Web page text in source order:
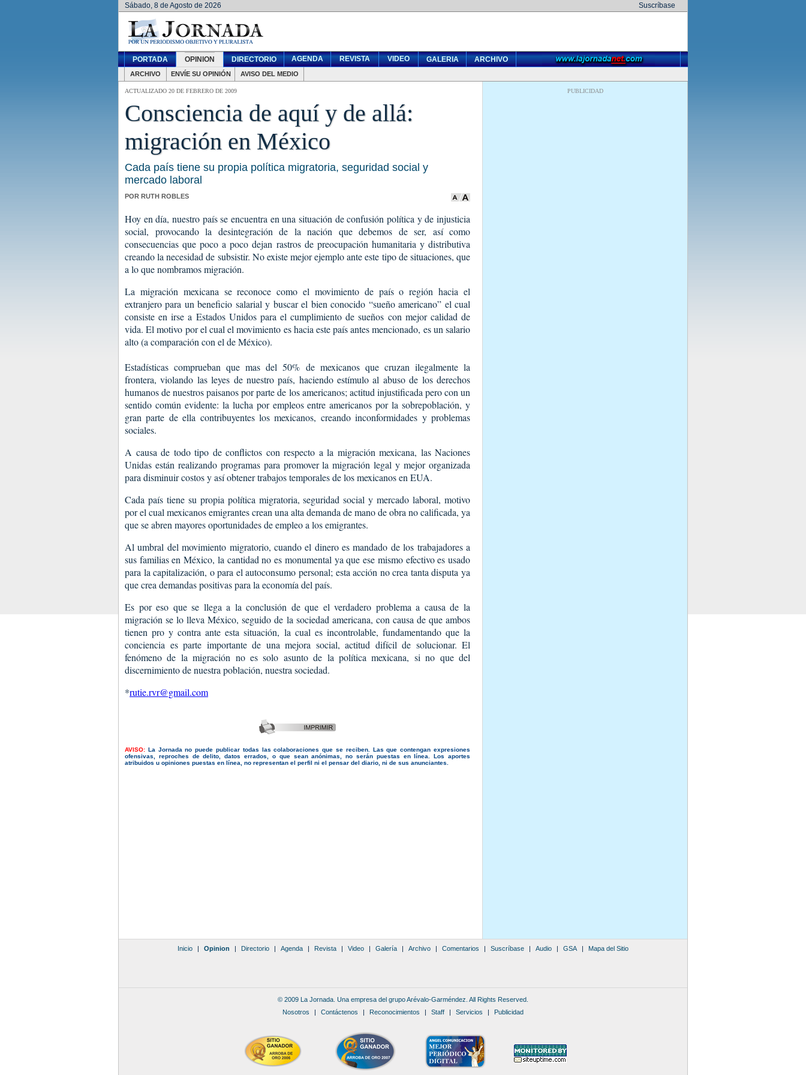
Sábado, 8 de Agosto de 2026 Suscríbase
PORTADA OPINION DIRECTORIO AGENDA REVISTA VIDEO GALERIA ARCHIVO
ARCHIVO ENVÍE SU OPINIÓN AVISO DEL MEDIO
PUBLICIDAD
ACTUALIZADO 20 DE FEBRERO DE 2009
Consciencia de aquí y de allá:
migración en México
Cada país tiene su propia política migratoria, seguridad social y
mercado laboral
POR RUTH ROBLES
Hoy en día, nuestro país se encuentra en una situación de confusión política y de injusticia
social, provocando la desintegración de la nación que debemos de ser, así como
consecuencias que poco a poco dejan rastros de preocupación humanitaria y distributiva
creando la necesidad de subsistir. No existe mejor ejemplo ante este tipo de situaciones, que
a lo que nombramos migración.
La migración mexicana se reconoce como el movimiento de país o región hacia el
extranjero para un beneficio salarial y buscar el bien conocido “sueño americano” el cual
consiste en irse a Estados Unidos para el cumplimiento de sueños con mejor calidad de
vida. El motivo por el cual el movimiento es hacia este país antes mencionado, es un salario
alto (a comparación con el de México).
Estadísticas comprueban que mas del 50% de mexicanos que cruzan ilegalmente la
frontera, violando las leyes de nuestro país, haciendo estímulo al abuso de los derechos
humanos de nuestros paisanos por parte de los americanos; actitud injustificada pero con un
sentido común evidente: la lucha por empleos entre americanos por la sobrepoblación, y
gran parte de ella contribuyentes los mexicanos, creando inconformidades y problemas
sociales.
A causa de todo tipo de conflictos con respecto a la migración mexicana, las Naciones
Unidas están realizando programas para promover la migración legal y mejor organizada
para disminuir costos y así obtener trabajos temporales de los mexicanos en EUA.
Cada país tiene su propia política migratoria, seguridad social y mercado laboral, motivo
por el cual mexicanos emigrantes crean una alta demanda de mano de obra no calificada, ya
que se abren mayores oportunidades de empleo a los emigrantes.
Al umbral del movimiento migratorio, cuando el dinero es mandado de los trabajadores a
sus familias en México, la cantidad no es monumental ya que ese mismo efectivo es usado
para la capitalización, o para el autoconsumo personal; esta acción no crea tanta disputa ya
que crea demandas positivas para la economía del país.
Es por eso que se llega a la conclusión de que el verdadero problema a causa de la
migración se lo lleva México, seguido de la sociedad americana, con causa de que ambos
tienen pro y contra ante esta situación, la cual es incontrolable, fundamentando que la
conciencia es parte importante de una mejora social, actitud difícil de solucionar. El
fenómeno de la migración no es solo asunto de la política mexicana, si no que del
discernimiento de nuestra población, nuestra sociedad.
*rutie.rvr@gmail.com
AVISO: La Jornada no puede publicar todas las colaboraciones que se reciben. Las que contengan expresiones
ofensivas, reproches de delito, datos errados, o que sean anónimas, no serán puestas en línea. Los aportes
atribuidos u opiniones puestas en línea, no representan el perfil ni el pensar del diario, ni de sus anunciantes.
Inicio | Opinion | Directorio | Agenda | Revista | Video | Galería | Archivo | Comentarios | Suscríbase | Audio | GSA | Mapa del Sitio
© 2009 La Jornada. Una empresa del grupo Arévalo-Garméndez. All Rights Reserved.
Nosotros | Contáctenos | Reconocimientos | Staff | Servicios | Publicidad